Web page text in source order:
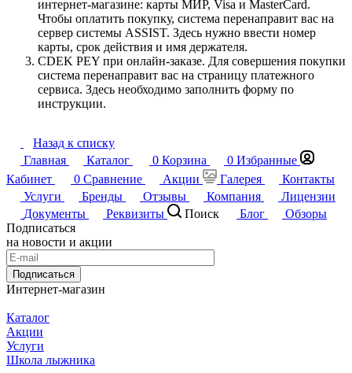
интернет-магазине: карты МИР, Visa и MasterCard.
Чтобы оплатить покупку, система перенаправит вас на
сервер системы ASSIST. Здесь нужно ввести номер
карты, срок действия и имя держателя.
CDEK PEY при онлайн-заказе. Для совершения покупки
система перенаправит вас на страницу платежного
сервиса. Здесь необходимо заполнить форму по
инструкции.
Назад к списку
Главная
Каталог 0 Корзина 0 Избранные
Кабинет
0 Сравнение Акции Галерея
Контакты
Услуги
Бренды Отзывы Компания
Лицензии
Документы
Реквизиты Поиск Блог
Обзоры
Подписаться
на новости и акции
Подписаться
Интернет-магазин
Каталог
Акции
Услуги
Школа лыжника